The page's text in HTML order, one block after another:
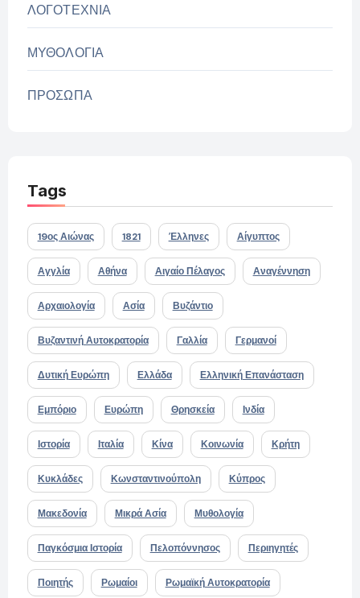
ΛΟΓΟΤΕΧΝΙΑ
ΜΥΘΟΛΟΓΙΑ
ΠΡΟΣΩΠΑ
Tags
19ος Αιώνας 1821 Έλληνες Αίγυπτος
Αγγλία Αθήνα Αιγαίο Πέλαγος Αναγέννηση
Αρχαιολογία Ασία Βυζάντιο
Βυζαντινή Αυτοκρατορία Γαλλία Γερμανοί
Δυτική Ευρώπη Ελλάδα Ελληνική Επανάσταση
Εμπόριο Ευρώπη Θρησκεία Ινδία
Ιστορία Ιταλία Κίνα Κοινωνία Κρήτη
Κυκλάδες Κωνσταντινούπολη Κύπρος
Μακεδονία Μικρά Ασία Μυθολογία
Παγκόσμια Ιστορία Πελοπόννησος Περιηγητές
Ποιητής Ρωμαίοι Ρωμαϊκή Αυτοκρατορία